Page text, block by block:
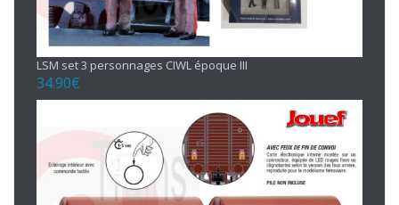
LSM set 3 personnages CIWL époque III
34.90€